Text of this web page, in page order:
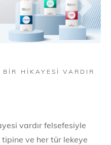
Next
HIKAYESI VARDIR
vardır felsefesiyle
ve her tür lekeye